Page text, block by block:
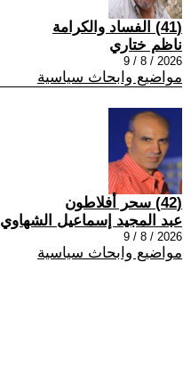
(41) الفساد والكرامة
ناظم ختاري
2026 / 8 / 9
مواضيع وابحاث سياسية
(42) سحر أفلاطون
عبد المجيد إسماعيل الشهاوي
2026 / 8 / 9
مواضيع وابحاث سياسية